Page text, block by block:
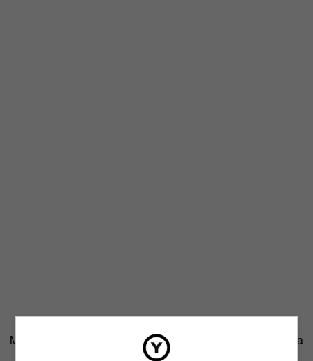
Menudo bajón. Él tenía una barba de cinco días y apestaba
a AXE.